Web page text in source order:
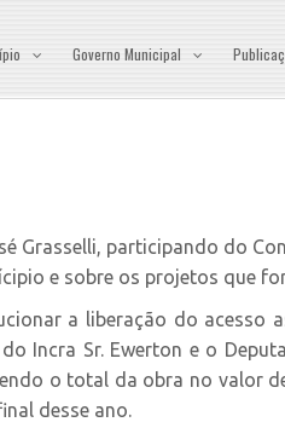
Governo Municipal
Grasselli, participando do
e sobre os projetos que
a liberação do acesso
Incra Sr. Ewerton e o
o total da obra no valor
desse ano.